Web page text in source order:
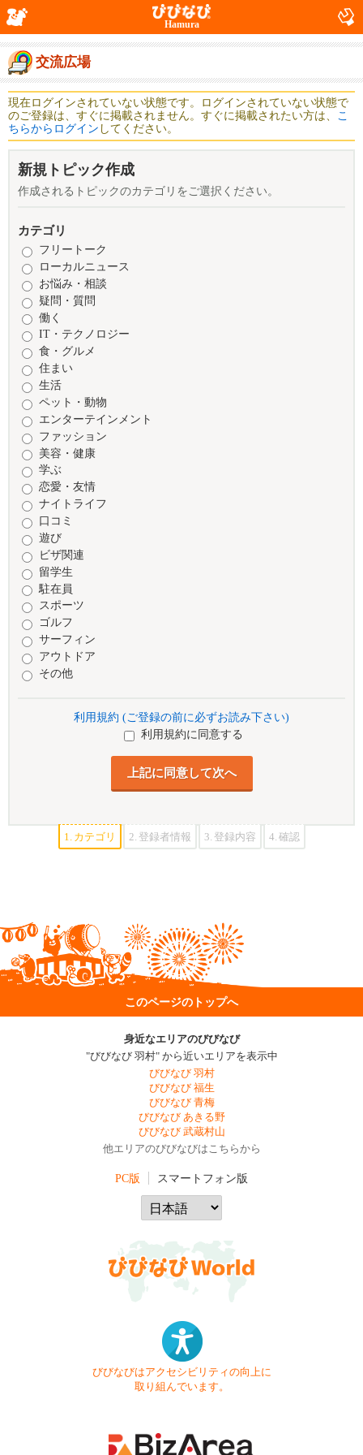
Hamura
交流広場
現在ログインされていない状態です。ログインされていない状態で
のご登録は、すぐに掲載されません。すぐに掲載されたい方は、 こ
ちらからログイン してください。
新規トピック作成
作成されるトピックのカテゴリをご選択ください。
カテゴリ
フリートーク
ローカルニュース
お悩み・相談
疑問・質問
働く
IT・テクノロジー
食・グルメ
住まい
生活
ペット・動物
エンターテインメント
ファッション
美容・健康
学ぶ
恋愛・友情
ナイトライフ
口コミ
遊び
ビザ関連
留学生
駐在員
スポーツ
ゴルフ
サーフィン
アウトドア
その他
利用規約 (ご登録の前に必ずお読み下さい)
利用規約に同意する
1. カテゴリ 2. 登録者情報 3. 登録内容 4. 確認
このページのトップへ
身近なエリアのびびなび
"びびなび 羽村" から近いエリアを表示中
びびなび 羽村
びびなび 福生
びびなび 青梅
びびなび あきる野
びびなび 武蔵村山
他エリアのびびなびはこちらから
PC版 スマートフォン版
びびなびはアクセシビリティの向上に
取り組んでいます。